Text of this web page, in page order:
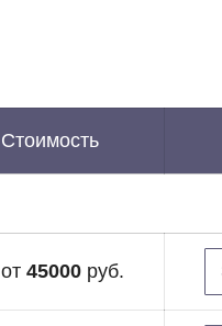
Стоимость
от 45000 руб.